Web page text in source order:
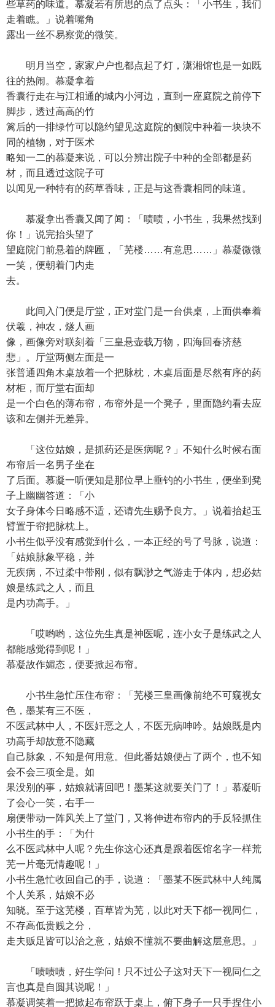
些草药的味道。慕凝若有所思的点了点头：「小书生，我们
走着瞧。」说着嘴角
露出一丝不易察觉的微笑。
明月当空，家家户户也都点起了灯，潇湘馆也是一如既
往的热闹。慕凝拿着
香囊行走在与江相通的城内小河边，直到一座庭院之前停下
脚步，透过高高的竹
篱后的一排绿竹可以隐约望见这庭院的侧院中种着一块块不
同的植物，对于医术
略知一二的慕凝来说，可以分辨出院子中种的全部都是药
材，而且透过这院子可
以闻见一种特有的药草香味，正是与这香囊相同的味道。
慕凝拿出香囊又闻了闻：「啧啧，小书生，我果然找到
你！」说完抬头望了
望庭院门前悬着的牌匾，「芜楼……有意思……」慕凝微微
一笑，便朝着门内走
去。
此间入门便是厅堂，正对堂门是一台供桌，上面供奉着
伏羲，神农，燧人画
像，画像旁对联刻着「三皇悬壶载万物，四海回春济慈
悲」。厅堂两侧左面是一
张普通四角木桌放着一个把脉枕，木桌后面是尽然有序的药
材柜，而厅堂右面却
是一个白色的薄布帘，布帘外是一个凳子，里面隐约看去应
该和左侧并无差异。
「这位姑娘，是抓药还是医病呢？」不知什么时候右面
布帘后一名男子坐在
了后面。慕凝一听便知是那位早上垂钓的小书生，便坐到凳
子上幽幽答道：「小
女子身体今日略感不适，还请先生赐予良方。」说着抬起玉
臂置于帘把脉枕上。
小书生似乎没有感觉到什么，一本正经的号了号脉，说道：
「姑娘脉象平稳，并
无疾病，不过柔中带刚，似有飘渺之气游走于体内，想必姑
娘是练武之人，而且
是内功高手。」
「哎哟哟，这位先生真是神医呢，连小女子是练武之人
都能感觉得到呢！」
慕凝故作媚态，便要掀起布帘。
小书生急忙压住布帘：「芜楼三皇画像前绝不可窥视女
色，墨某有三不医，
不医武林中人，不医奸恶之人，不医无病呻吟。姑娘既是内
功高手却故意不隐藏
自己脉象，不知是何用意。但此番姑娘便占了两个，也不知
会不会三项全是。如
果没别的事，姑娘就请回吧！墨某这就要关门了！」慕凝听
了会心一笑，右手一
扇便带动一阵风关上了堂门，又将伸进布帘内的手反轻抓住
小书生的手：「为什
么不医武林中人呢？先生你这心还真是跟着医馆名字一样荒
芜一片毫无情趣呢！」
小书生急忙收回自己的手，说道：「墨某不医武林中人纯属
个人关系，姑娘不必
知晓。至于这芜楼，百草皆为芜，以此对天下都一视同仁，
不存高低贵贱之分，
走夫贩足皆可以治之意，姑娘不懂就不要曲解这层意思。」
「啧啧啧，好生学问！只不过公子这对天下一视同仁之
言也真是自圆其说呢！」
慕凝调笑着一把掀起布帘跃于桌上，俯下身子一只手捏住小